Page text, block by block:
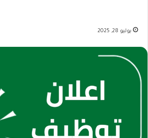
يوليو 28, 2025